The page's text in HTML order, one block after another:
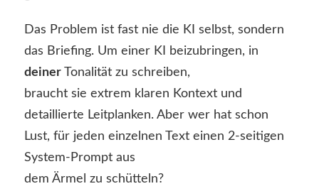
Das Problem ist fast nie die KI selbst, sondern
das Briefing. Um einer KI beizubringen, in
deinerTonalität zu schreiben,
braucht sie extrem klaren Kontext und
detaillierte Leitplanken. Aber wer hat schon
Lust, für jeden einzelnen Text einen 2-seitigen
System-Prompt aus
dem Ärmel zu schütteln?